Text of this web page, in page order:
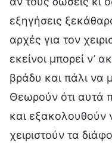
εξηγήσεις
αρχές για τον
εκείνοι μπορεί ν’
βράδυ και πάλι να
Θεωρούν ότι αυτά
και εξακολουθούν
χειριστούν τα